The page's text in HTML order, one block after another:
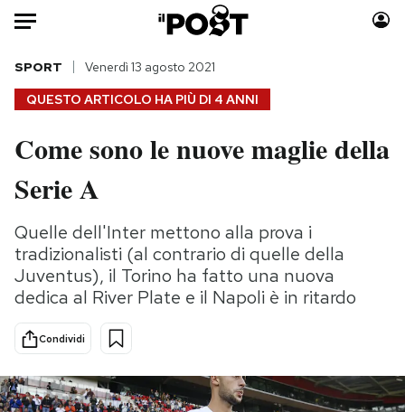
Auto
HOME
Italia
Politica
Tecnologia
Internet
Scienza
Cultura
Economia
Moda
Storie/Idee
Ok Boomer!
Media
Europa
QUESTO ARTICOLO HA PIÙ DI 4 ANNI
SPORT Venerdì 13 agosto 2021
Come sono le nuove maglie della
Serie A
Quelle dell'Inter mettono alla prova i
tradizionalisti (al contrario di quelle della
Juventus), il Torino ha fatto una nuova
dedica al River Plate e il Napoli è in ritardo
Condividi